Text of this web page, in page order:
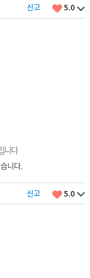
신고 5.0
니다
니다.
신고 5.0